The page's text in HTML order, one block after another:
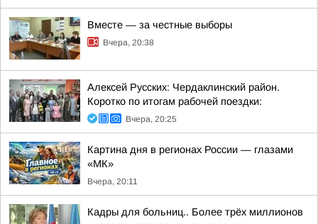
Вместе — за честные выборы
Вчера, 20:38
Алексей Русских: Чердаклинский район.
Коротко по итогам рабочей поездки:
Вчера, 20:25
Картина дня в регионах России — глазами
«МК»
Вчера, 20:11
Кадры для больниц.. Более трёх миллионов